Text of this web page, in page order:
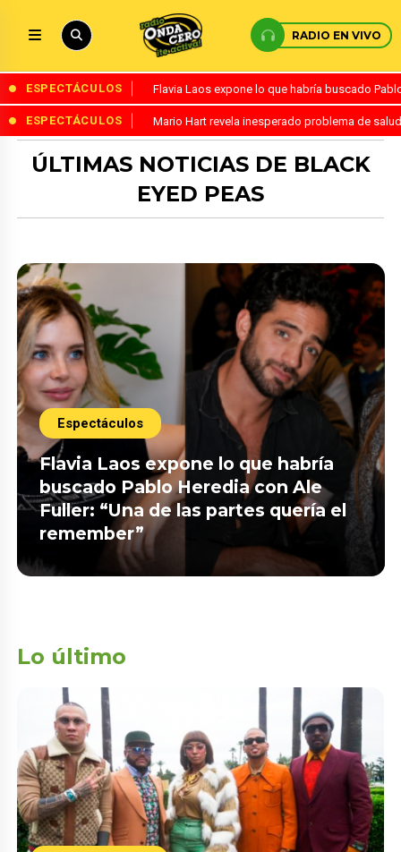
RADIO EN VIVO
ESPECTÁCULOS Flavia Laos expone lo que habría buscado
ESPECTÁCULOS Mario Hart revela inesperado problema de
ÚLTIMAS NOTICIAS DE BLACK
EYED PEAS
Espectáculos
Flavia Laos expone lo que habría
buscado Pablo Heredia con Ale
Fuller: “Una de las partes quería el
remember”
Lo último